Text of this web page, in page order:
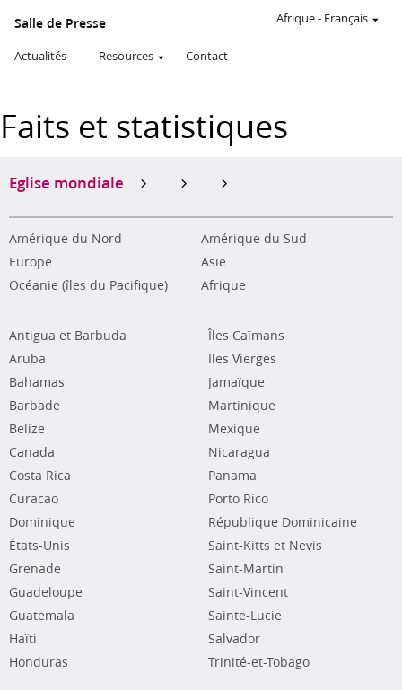
Salle de Presse
Actualités Resources Contact
Afrique- Français
Faits et statistiques
Eglise mondiale
Amérique du Nord
Amérique du Sud
Europe
Asie
Océanie (îles du Pacifique)
Afrique
Antigua et Barbuda
Aruba
Bahamas
Barbade
Belize
Canada
Costa Rica
Curacao
Dominique
États-Unis
Grenade
Guadeloupe
Guatemala
Haïti
Honduras
Îles Caïmans
Iles Vierges
Jamaïque
Martinique
Mexique
Nicaragua
Panama
Porto Rico
République Dominicaine
Saint-Kitts et Nevis
Saint-Martin
Saint-Vincent
Sainte-Lucie
Salvador
Trinité-et-Tobago